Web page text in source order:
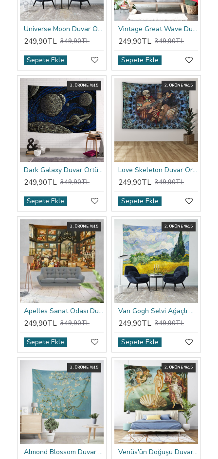
Universe Moon Duvar Örtüsü
249,90TL 349,90TL
Sepete Ekle
Vintage Great Wave Duvar Örtüsü
249,90TL 349,90TL
Sepete Ekle
2. ÜRÜNE %15
Dark Galaxy Duvar Örtüsü
249,90TL 349,90TL
Sepete Ekle
2. ÜRÜNE %15
Love Skeleton Duvar Örtüsü
249,90TL 349,90TL
Sepete Ekle
2. ÜRÜNE %15
Apelles Sanat Odası Duvar Örtüsü
249,90TL 349,90TL
Sepete Ekle
2. ÜRÜNE %15
Van Gogh Selvi Ağaçlı Buğday Tarlası Duvar Örtüsü
249,90TL 349,90TL
Sepete Ekle
2. ÜRÜNE %15
Almond Blossom Duvar Örtüsü
2. ÜRÜNE %15
Venüs'ün Doğuşu Duvar Örtüsü